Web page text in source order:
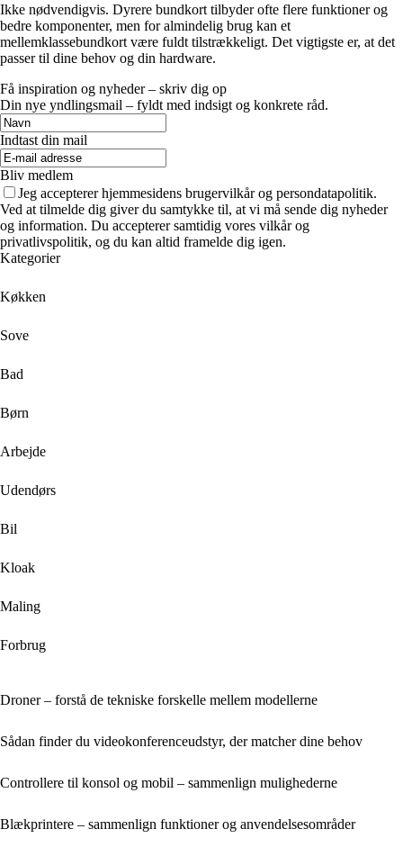
Ikke nødvendigvis. Dyrere bundkort tilbyder ofte flere funktioner og
bedre komponenter, men for almindelig brug kan et
mellemklassebundkort være fuldt tilstrækkeligt. Det vigtigste er, at det
passer til dine behov og din hardware.
Få inspiration og nyheder – skriv dig op
Din nye yndlingsmail – fyldt med indsigt og konkrete råd.
Indtast din mail
Bliv medlem
Jeg accepterer hjemmesidens brugervilkår og persondatapolitik.
Ved at tilmelde dig giver du samtykke til, at vi må sende dig nyheder
og information. Du accepterer samtidig vores vilkår og
privatlivspolitik, og du kan altid framelde dig igen.
Kategorier
Køkken
Sove
Bad
Børn
Arbejde
Udendørs
Bil
Kloak
Maling
Forbrug
Droner – forstå de tekniske forskelle mellem modellerne
Sådan finder du videokonferenceudstyr, der matcher dine behov
Controllere til konsol og mobil – sammenlign mulighederne
Blækprintere – sammenlign funktioner og anvendelsesområder